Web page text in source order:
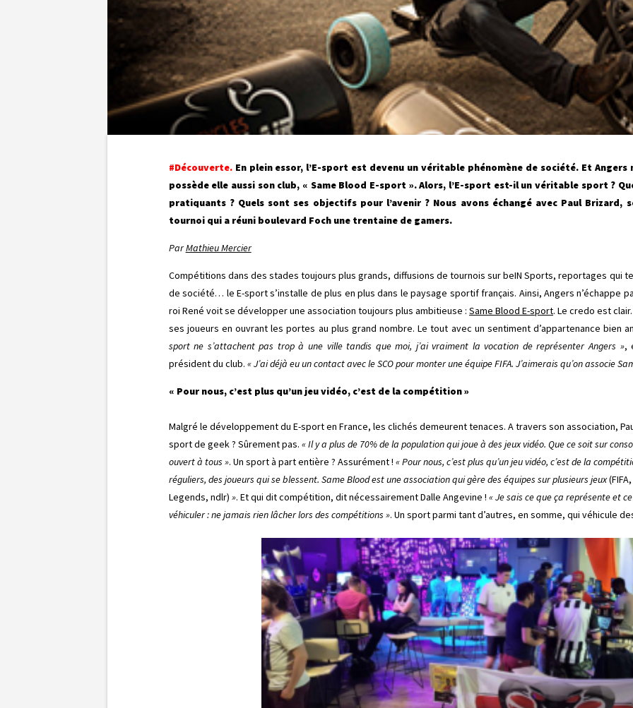
#Découverte. En plein essor, l’E-sport est devenu un véritable phénomène de société. Et Angers
possède elle aussi son club, « Same Blood E-sport ». Alors, l’E-sport est-il un véritable sport ?
pratiquants ? Quels sont ses objectifs pour l’avenir ? Nous avons échangé avec Paul Brizard,
tournoi qui a réuni boulevard Foch une trentaine de gamers.
ParMathieu Mercier
Compétitions dans des stades toujours plus grands, diffusions de tournois sur beIN Sports, reportages qui
de société… le E-sport s’installe de plus en plus dans le paysage sportif français. Ainsi, Angers n’échappe
roi René voit se développer une association toujours plus ambitieuse : Same Blood E-sport. Le credo est
ses joueurs en ouvrant les portes au plus grand nombre. Le tout avec un sentiment d’appartenance bien
sport ne s’attachent pas trop à une ville tandis que moi, j’ai vraiment la vocation de représenter Angers »,
président du club. « J’ai déjà eu un contact avec le SCO pour monter une équipe FIFA. J’aimerais qu’on associe
« Pour nous, c’est plus qu’un jeu vidéo, c’est de la compétition »
Malgré le développement du E-sport en France, les clichés demeurent tenaces. A travers son association,
sport de geek ? Sûrement pas. « Il y a plus de 70% de la population qui joue à des jeux vidéo. Que ce soit sur
ouvert à tous ». Un sport à part entière ? Assurément ! « Pour nous, c’est plus qu’un jeu vidéo, c’est de la
réguliers, des joueurs qui se blessent. Same Blood est une association qui gère des équipes sur plusieurs jeux
Legends, ndlr) ». Et qui dit compétition, dit nécessairement Dalle Angevine ! « Je sais ce que ça représente et
véhiculer : ne jamais rien lâcher lors des compétitions ». Un sport parmi tant d’autres, en somme, qui véhicule